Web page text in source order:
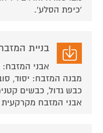
'כיפת הסלע'.
בניית
אבני
מבנה המזבח: יסוד,
כבש גדול, כבשים
אבני המזבח